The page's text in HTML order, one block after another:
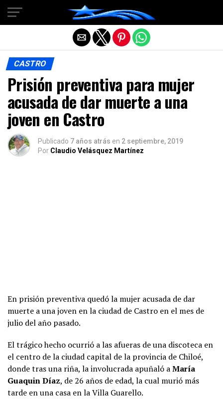
CASTRO
Prisión preventiva para mujer
acusada de dar muerte a una
joven en Castro
Publicado 7 años atrás en 2 septiembre, 2019
Por Claudio Velásquez Martínez
En prisión preventiva quedó la mujer acusada de dar
muerte a una joven en la ciudad de Castro en el mes de
julio del año pasado.
El trágico hecho ocurrió a las afueras de una discoteca en
el centro de la ciudad capital de la provincia de Chiloé,
donde tras una riña, la involucrada apuñaló aMaría
Guaquin Díaz, de 26 años de edad, la cual murió más
tarde en una casa en la Villa Guarello.
Salir de la versión móvil